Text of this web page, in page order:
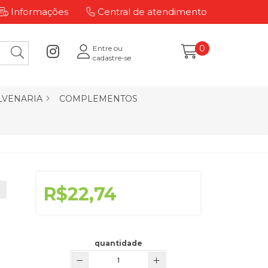
Informações Central de atendimento
Entre ou
cadastre-se
0
COMPLEMENTOS
R$22,74
quantidade